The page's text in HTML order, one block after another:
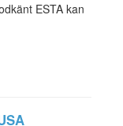
ESTA kan